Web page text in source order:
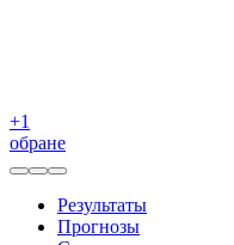
+1
обране
Результаты
Прогнозы